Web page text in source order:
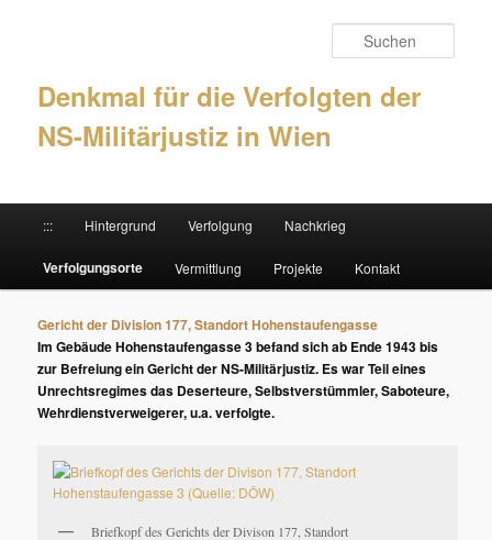
Denkmal für die Verfolgten der
NS-Militärjustiz in Wien
Zum Inhalt wechseln
Zum sekundären Inhalt wechseln
::: Hintergrund Verfolgung Nachkrieg
Verfolgungsorte Vermittlung Projekte Kontakt
Gericht der Division 177, Standort Hohenstaufengasse
Im Gebäude Hohenstaufengasse 3 befand sich ab Ende 1943 bis
zur Befreiung ein Gericht der NS-Militärjustiz. Es war Teil eines
Unrechtsregimes das Deserteure, Selbstverstümmler, Saboteure,
Wehrdienstverweigerer, u.a. verfolgte.
Briefkopf des Gerichts der Divison 177, Standort